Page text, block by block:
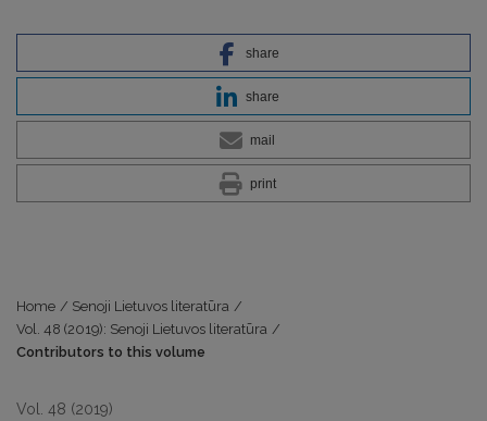
share
share
mail
print
Home / Senoji Lietuvos literatūra /
Vol. 48 (2019): Senoji Lietuvos literatūra /
Contributors to this volume
Vol. 48 (2019)